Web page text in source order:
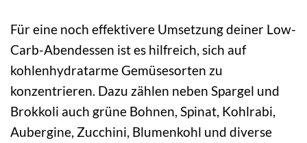
Für eine noch effektivere Umsetzung deiner Low-
Carb-Abendessen ist es hilfreich, sich auf
kohlenhydratarme Gemüsesorten zu
konzentrieren. Dazu zählen neben Spargel und
Brokkoli auch grüne Bohnen, Spinat, Kohlrabi,
Aubergine, Zucchini, Blumenkohl und diverse